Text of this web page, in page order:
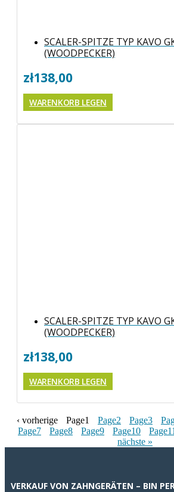
SCALER-SPITZE TYP KAVO
(WOODPECKER)
zł138,00
WARENKORB LEGEN
SCALER-SPITZE TYP KAVO
(WOODPECKER)
zł138,00
WARENKORB LEGEN
‹ vorherige Page1 Page2 Page3
Page7 Page8 Page9 Page10 Page11
nächste »
VERKAUF VON ZAHNGERÄTEN – BIN